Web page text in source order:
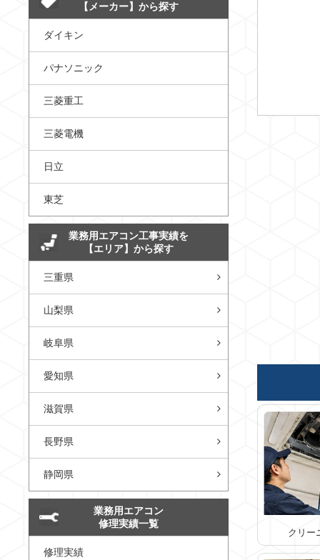
クリー
【メーカー】から探す
ダイキン
パナソニック
三菱重工
三菱電機
日立
東芝
業務用エアコン工事実績を
【エリア】から探す
三重県
山梨県
岐阜県
愛知県
滋賀県
長野県
静岡県
業務用エアコン
修理実績一覧
修理実績